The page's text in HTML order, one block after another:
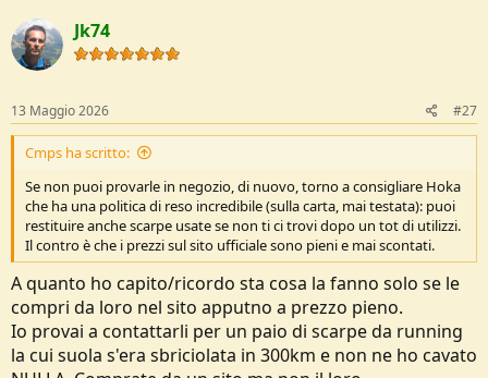
Jk74
13 Maggio 2026 #27
Cmps ha scritto:
Se non puoi provarle in negozio, di nuovo, torno a consigliare Hoka
che ha una politica di reso incredibile (sulla carta, mai testata): puoi
restituire anche scarpe usate se non ti ci trovi dopo un tot di utilizzi.
Il contro è che i prezzi sul sito ufficiale sono pieni e mai scontati.
A quanto ho capito/ricordo sta cosa la fanno solo se le
compri da loro nel sito apputno a prezzo pieno.
Io provai a contattarli per un paio di scarpe da running
la cui suola s'era sbriciolata in 300km e non ne ho cavato